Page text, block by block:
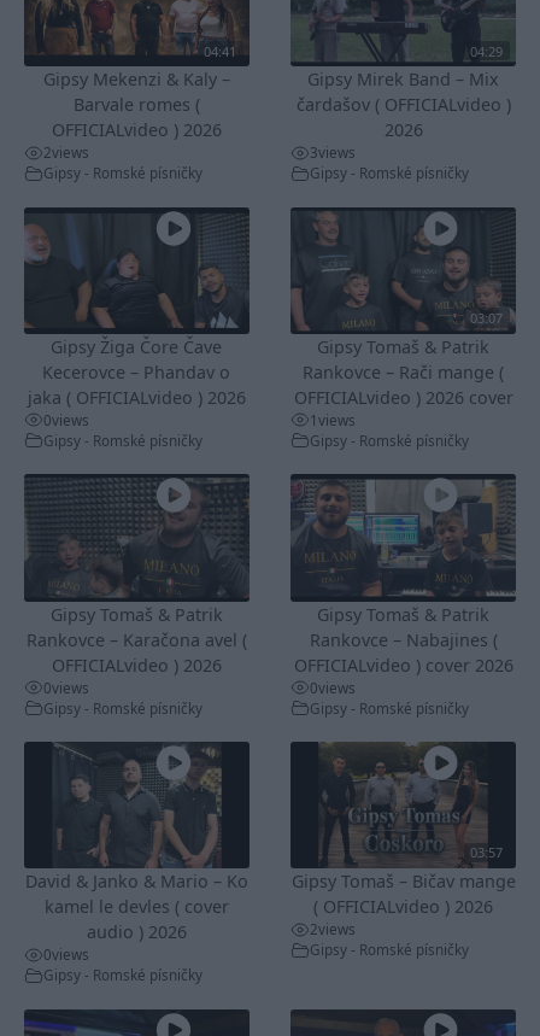
04:41
Gipsy Mekenzi & Kaly –
Barvale romes (
OFFICIALvideo ) 2026
2views
Gipsy - Romské písničky
04:29
Gipsy Mirek Band – Mix
čardašov ( OFFICIALvideo )
2026
3views
Gipsy - Romské písničky
Gipsy Žiga Čore Čave
Kecerovce – Phandav o
jaka ( OFFICIALvideo ) 2026
0views
Gipsy - Romské písničky
03:07
Gipsy Tomaš & Patrik
Rankovce – Rači mange (
OFFICIALvideo ) 2026 cover
1views
Gipsy - Romské písničky
Gipsy Tomaš & Patrik
Rankovce – Karačona avel (
OFFICIALvideo ) 2026
0views
Gipsy - Romské písničky
Gipsy Tomaš & Patrik
Rankovce – Nabajines (
OFFICIALvideo ) cover 2026
0views
Gipsy - Romské písničky
David & Janko & Mario – Ko
kamel le devles ( cover
audio ) 2026
0views
Gipsy - Romské písničky
03:57
Gipsy Tomaš – Bičav mange
( OFFICIALvideo ) 2026
2views
Gipsy - Romské písničky